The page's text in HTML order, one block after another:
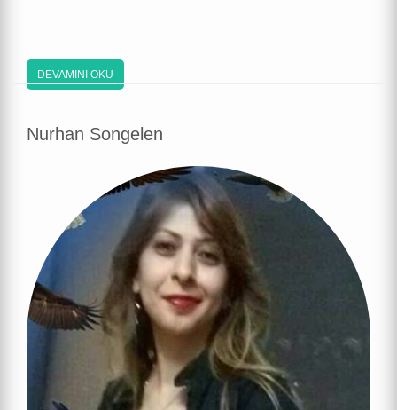
DEVAMINI OKU
Nurhan Songelen